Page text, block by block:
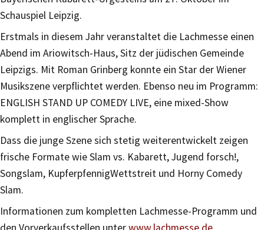
Schauspiel Leipzig.
Erstmals in diesem Jahr veranstaltet die Lachmesse einen
Abend im Ariowitsch-Haus, Sitz der jüdischen Gemeinde
Leipzigs. Mit Roman Grinberg konnte ein Star der Wiener
Musikszene verpflichtet werden. Ebenso neu im Programm:
ENGLISH STAND UP COMEDY LIVE, eine mixed-Show
komplett in englischer Sprache.
Dass die junge Szene sich stetig weiterentwickelt zeigen
frische Formate wie Slam vs. Kabarett, Jugend forsch!,
Songslam, KupferpfennigWettstreit und Horny Comedy
Slam.
Informationen zum kompletten Lachmesse-Programm und
den Vorverkaufsstellen unterwww.lachmesse.de